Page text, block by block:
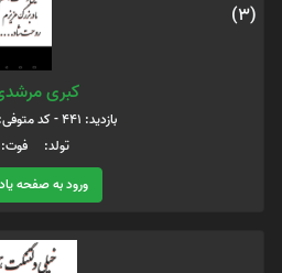
(3)
کبری
بازدید: 441 - کد متوفی: 32855
تولد: فوت:
ورود به صفحه